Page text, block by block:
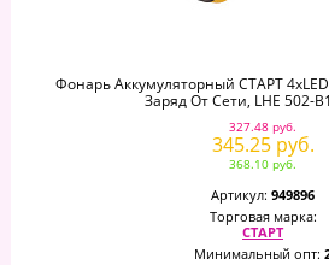
Фонарь Аккумуляторный СТАРТ
Заряд От Сети, LHE 502-
327.48 руб.
345.25 руб.
368.10 руб.
Артикул: 949896
Торговая марка:
СТАРТ
Минимальный опт: